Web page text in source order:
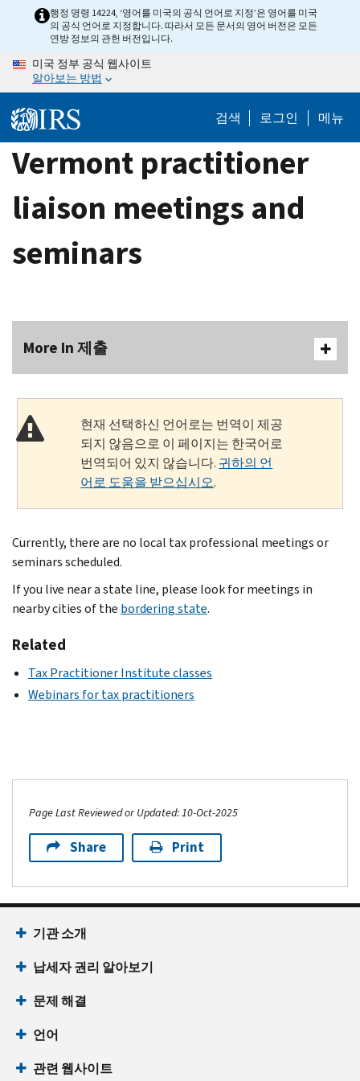
content
행정 명령 14224, ‘영어를 미국의 공식 언어로 지정’은 영어를 미국
의 공식 언어로 지정합니다. 따라서 모든 문서의 영어 버전은 모든
연방 정보의 관헌 버전입니다.
미국 정부 공식 웹사이트
알아보는 방법
검색 로그인 메뉴
Vermont practitioner
liaison meetings and
seminars
More In 제출
현재 선택하신 언어로는 번역이 제공
되지 않음으로 이 페이지는 한국어로
번역되어 있지 않습니다. 귀하의 언
어로 도움을 받으십시오.
Currently, there are no local tax professional meetings or
seminars scheduled.
If you live near a state line, please look for meetings in
nearby cities of the bordering state.
Related
Tax Practitioner Institute classes
Webinars for tax practitioners
Page Last Reviewed or Updated: 10-Oct-2025
Share Print
기관 소개
납세자 권리 알아보기
문제 해결
언어
관련 웹사이트